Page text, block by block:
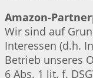
Amazon-
Wir sind auf
Interessen (d.h.
Betrieb unseres
6 Abs. 1 lit. f.